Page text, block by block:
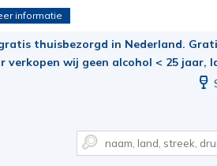
informatie
thuisbezorgd in Nederland.
verkopen wij geen alcohol < 25